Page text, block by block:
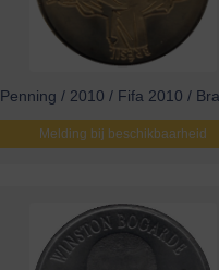
Penning / 2010 / Fifa 2010 /
Melding bij beschikbaarheid